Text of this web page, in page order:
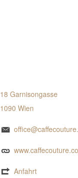
18 Garnisongasse
1090 Wien
Anfahrt